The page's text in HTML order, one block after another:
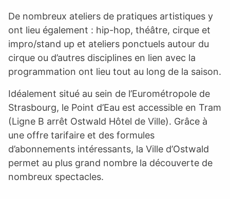
De nombreux ateliers de pratiques artistiques y
ont lieu également : hip-hop, théâtre, cirque et
impro/stand up et ateliers ponctuels autour du
cirque ou d’autres disciplines en lien avec la
programmation ont lieu tout au long de la saison.
Idéalement situé au sein de l’Eurométropole de
Strasbourg, le Point d’Eau est accessible en Tram
(Ligne B arrêt Ostwald Hôtel de Ville). Grâce à
une offre tarifaire et des formules
d’abonnements intéressants, la Ville d’Ostwald
permet au plus grand nombre la découverte de
nombreux spectacles.